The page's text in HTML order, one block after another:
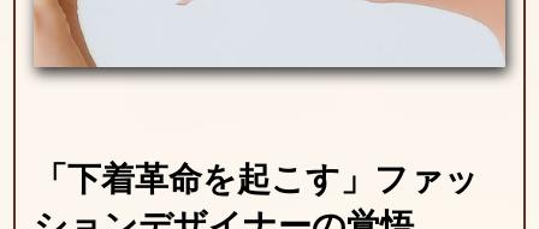
「下着革命を起こす」 ファッ